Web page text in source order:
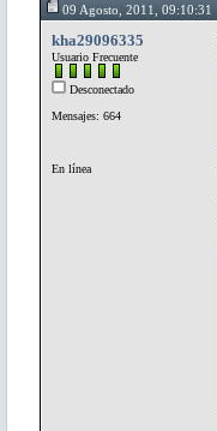
09 Agosto, 2011, 09:10:31
kha29096335
Usuario Frecuente
Desconectado
Mensajes: 664
En línea